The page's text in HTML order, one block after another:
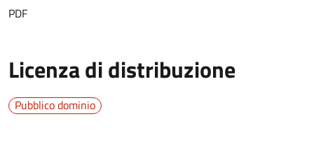
PDF
Licenza di distribuzione
Pubblico dominio